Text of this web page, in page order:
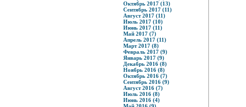
Октябрь 2017 (13)
Сентябрь 2017 (11)
Август 2017 (11)
Июль 2017 (10)
Июнь 2017 (11)
Май 2017 (7)
Апрель 2017 (11)
Март 2017 (8)
Февраль 2017 (9)
Январь 2017 (9)
Декабрь 2016 (8)
Ноябрь 2016 (8)
Октябрь 2016 (7)
Сентябрь 2016 (9)
Август 2016 (7)
Июль 2016 (8)
Июнь 2016 (4)